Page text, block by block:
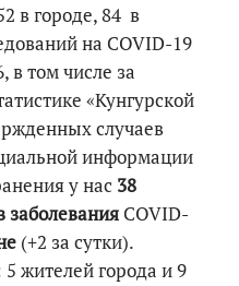
в городе, 84 ​ в
на COVID-19
в том числе за
«Кунгурской
случаев
информации
у нас 38
заболевания COVID-
(+2 за сутки).
5 жителей города и 9